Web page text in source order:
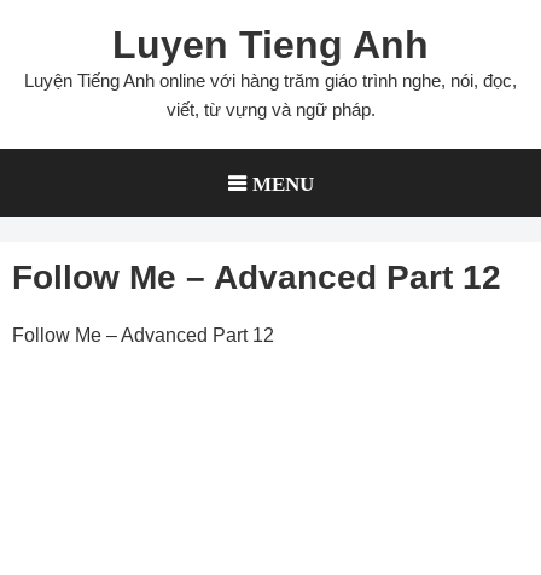
content
Luyen Tieng Anh
Luyện Tiếng Anh online với hàng trăm giáo trình nghe, nói, đọc,
viết, từ vựng và ngữ pháp.
MENU
Follow Me – Advanced Part 12
Follow Me – Advanced Part 12